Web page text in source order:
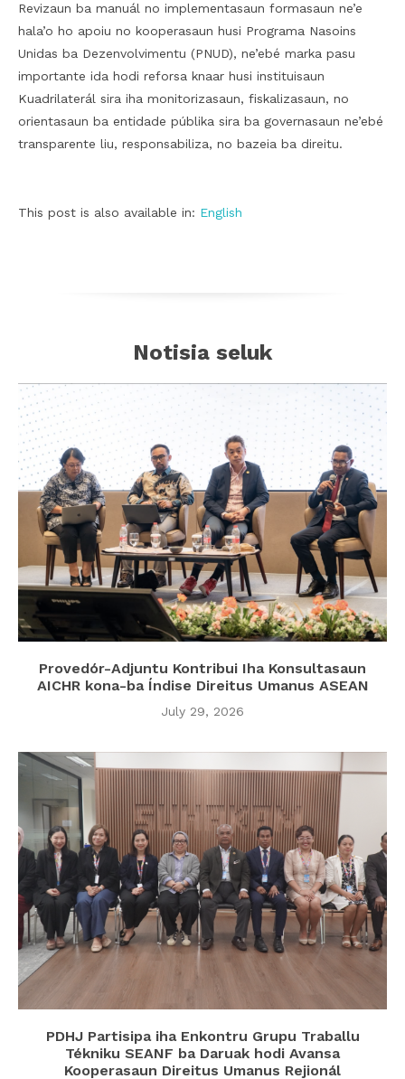
Revizaun ba manuál no implementasaun formasaun ne’e
hala’o ho apoiu no kooperasaun husi Programa Nasoins
Unidas ba Dezenvolvimentu (PNUD), ne’ebé marka pasu
importante ida hodi reforsa knaar husi instituisaun
Kuadrilaterál sira iha monitorizasaun, fiskalizasaun, no
orientasaun ba entidade públika sira ba governasaun ne’ebé
transparente liu, responsabiliza, no bazeia ba direitu.
This post is also available in: English
Notisia seluk
Provedór-Adjuntu Kontribui Iha Konsultasaun
AICHR kona-ba Índise Direitus Umanus ASEAN
July 29, 2026
PDHJ Partisipa iha Enkontru Grupu Traballu
Tékniku SEANF ba Daruak hodi Avansa
Kooperasaun Direitus Umanus Rejionál